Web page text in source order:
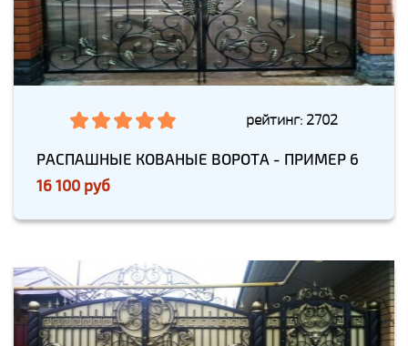
рейтинг: 2702
РАСПАШНЫЕ КОВАНЫЕ ВОРОТА - ПРИМЕР 6
16 100 руб